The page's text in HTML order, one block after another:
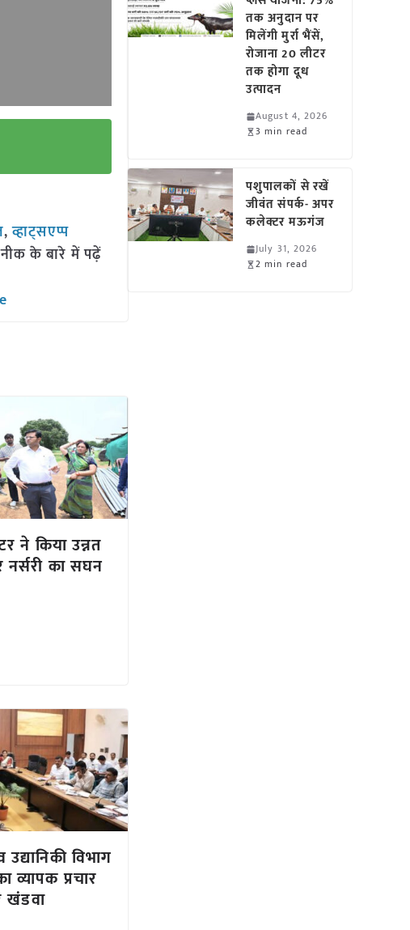
,व्हाट्सएप्प
के बारे में पढ़ें
ने किया उन्नत
नर्सरी का सघन
विभाग
व्यापक प्रचार
तक अनुदान पर
मिलेंगी मुर्रा भैंसें,
रोजाना 20 लीटर
तक होगा दूध
उत्पादन
August 4, 2026
3 min read
पशुपालकों से रखें
जीवंत संपर्क- अपर
कलेक्टर मऊगंज
July 31, 2026
2 min read